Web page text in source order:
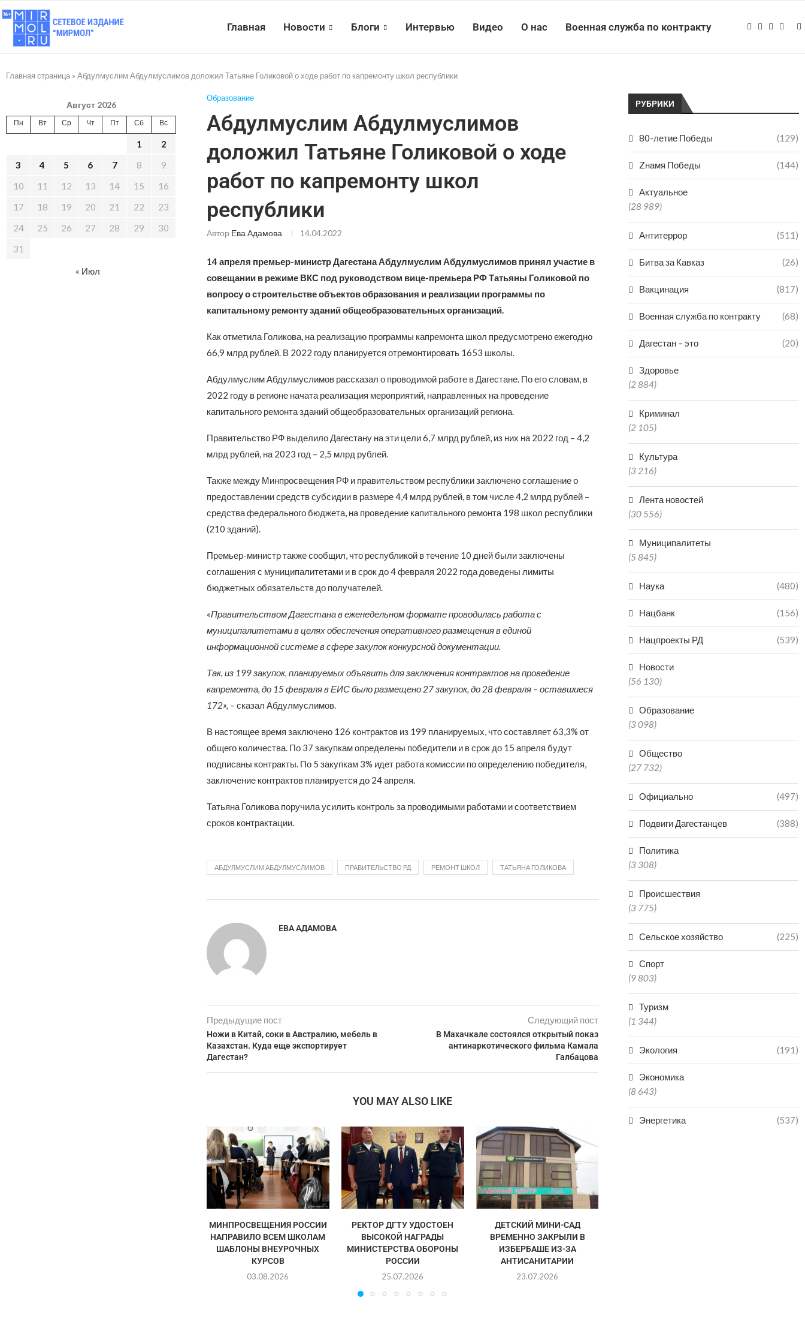
Главная Новости Блоги Интервью Видео О нас Военная служба по контракту
Главная страница » Абдулмуслим Абдулмуслимов доложил Татьяне Голиковой о ходе работ по капремонту школ республики
Образование
Абдулмуслим Абдулмуслимов
доложил Татьяне Голиковой о ходе
работ по капремонту школ
республики
Автор Ева Адамова 14.04.2022
14 апреля премьер-министр Дагестана Абдулмуслим Абдулмуслимов принял участие в
совещании в режиме ВКС под руководством вице-премьера РФ Татьяны Голиковой по
вопросу о строительстве объектов образования и реализации программы по
капитальному ремонту зданий общеобразовательных организаций.
Как отметила Голикова, на реализацию программы капремонта школ предусмотрено ежегодно
66,9 млрд рублей. В 2022 году планируется отремонтировать 1653 школы.
Абдулмуслим Абдулмуслимов рассказал о проводимой работе в Дагестане. По его словам, в
2022 году в регионе начата реализация мероприятий, направленных на проведение
капитального ремонта зданий общеобразовательных организаций региона.
Правительство РФ выделило Дагестану на эти цели 6,7 млрд рублей, из них на 2022 год – 4,2
млрд рублей, на 2023 год – 2,5 млрд рублей.
Также между Минпросвещения РФ и правительством республики заключено соглашение о
предоставлении средств субсидии в размере 4,4 млрд рублей, в том числе 4,2 млрд рублей –
средства федерального бюджета, на проведение капитального ремонта 198 школ республики
(210 зданий).
Премьер-министр также сообщил, что республикой в течение 10 дней были заключены
соглашения с муниципалитетами и в срок до 4 февраля 2022 года доведены лимиты
бюджетных обязательств до получателей.
«Правительством Дагестана в еженедельном формате проводилась работа с
муниципалитетами в целях обеспечения оперативного размещения в единой
информационной системе в сфере закупок конкурсной документации.
Так, из 199 закупок, планируемых объявить для заключения контрактов на проведение
капремонта, до 15 февраля в ЕИС было размещено 27 закупок, до 28 февраля – оставшиеся
172», – сказал Абдулмуслимов.
В настоящее время заключено 126 контрактов из 199 планируемых, что составляет 63,3% от
общего количества. По 37 закупкам определены победители и в срок до 15 апреля будут
подписаны контракты. По 5 закупкам 3% идет работа комиссии по определению победителя,
заключение контрактов планируется до 24 апреля.
Татьяна Голикова поручила усилить контроль за проводимыми работами и соответствием
сроков контрактации.
АБДУЛМУСЛИМ АБДУЛМУСЛИМОВ ПРАВИТЕЛЬСТВО РД РЕМОНТ ШКОЛ ТАТЬЯНА ГОЛИКОВА
ЕВА АДАМОВА
Предыдущие пост
Ножи в Китай, соки в Австралию, мебель в
Казахстан. Куда еще экспортирует
Дагестан?
Следующий пост
В Махачкале состоялся открытый показ
антинаркотического фильма Камала
Галбацова
YOU MAY ALSO LIKE
МИНПРОСВЕЩЕНИЯ РОССИИ
НАПРАВИЛО ВСЕМ ШКОЛАМ
ШАБЛОНЫ ВНЕУРОЧНЫХ
КУРСОВ
03.08.2026
РЕКТОР ДГТУ УДОСТОЕН
ВЫСОКОЙ НАГРАДЫ
МИНИСТЕРСТВА ОБОРОНЫ
РОССИИ
25.07.2026
ДЕТСКИЙ МИНИ-САД
ВРЕМЕННО ЗАКРЫЛИ В
ИЗБЕРБАШЕ ИЗ-ЗА
АНТИСАНИТАРИИ
23.07.2026
РУБРИКИ
80-летие Победы (129)
Zнамя Победы (144)
Актуальное
(28 989)
Антитеррор (511)
Битва за Кавказ (26)
Вакцинация (817)
Военная служба по контракту (68)
Дагестан – это (20)
Здоровье
(2 884)
Криминал
(2 105)
Культура
(3 216)
Лента новостей
(30 556)
Муниципалитеты
(5 845)
Наука (480)
Нацбанк (156)
Нацпроекты РД (539)
Новости
(56 130)
Образование
(3 098)
Общество
(27 732)
Официально (497)
Подвиги Дагестанцев (388)
Политика
(3 308)
Происшествия
(3 775)
Сельское хозяйство (225)
Спорт
(9 803)
Туризм
(1 344)
Экология (191)
Экономика
(8 643)
Энергетика (537)
Август 2026
Пн Вт Ср Чт Пт Сб Вс
1
2
3
4 5 6 7 8
9
10
11 12 13 14 15
16
17
18 19 20 21 22
23
24
25 26 27 28 29
30
31
« Июл